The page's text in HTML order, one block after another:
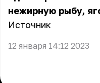
нежирную рыбу,
Источник
12 января 14:12 2023